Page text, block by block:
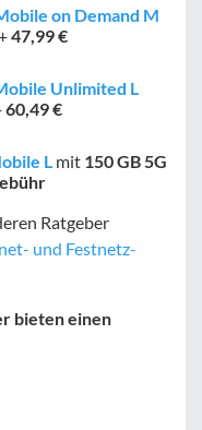
on Demand M
47,99 €
Unlimited L
60,49 €
L mit 150 GB5G
Ratgeber
und Festnetz-
bieten einen